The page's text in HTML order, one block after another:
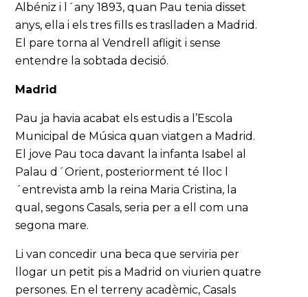
Albéniz i l´any 1893, quan Pau tenia disset
anys, ella i els tres fills es traslladen a Madrid.
El pare torna al Vendrell afligit i sense
entendre la sobtada decisió.
Madrid
Pau ja havia acabat els estudis a l’Escola
Municipal de Música quan viatgen a Madrid.
El jove Pau toca davant la infanta Isabel al
Palau d´Orient, posteriorment té lloc l
´entrevista amb la reina Maria Cristina, la
qual, segons Casals, seria per a ell com una
segona mare.
Li van concedir una beca que serviria per
llogar un petit pis a Madrid on viurien quatre
persones. En el terreny acadèmic, Casals